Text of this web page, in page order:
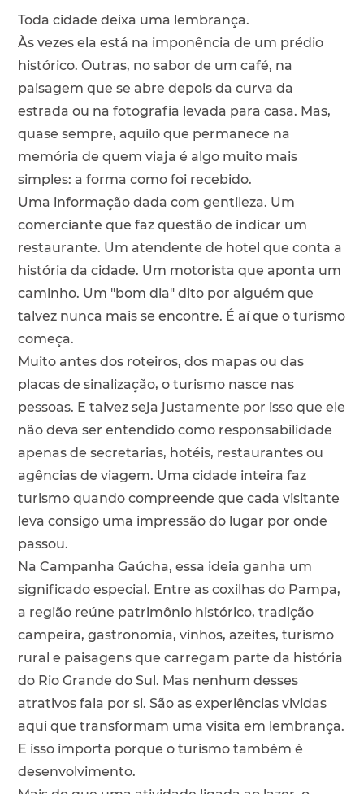
Toda cidade deixa uma lembrança.
Às vezes ela está na imponência de um prédio
histórico. Outras, no sabor de um café, na
paisagem que se abre depois da curva da
estrada ou na fotografia levada para casa. Mas,
quase sempre, aquilo que permanece na
memória de quem viaja é algo muito mais
simples: a forma como foi recebido.
Uma informação dada com gentileza. Um
comerciante que faz questão de indicar um
restaurante. Um atendente de hotel que conta a
história da cidade. Um motorista que aponta um
caminho. Um "bom dia" dito por alguém que
talvez nunca mais se encontre. É aí que o turismo
começa.
Muito antes dos roteiros, dos mapas ou das
placas de sinalização, o turismo nasce nas
pessoas. E talvez seja justamente por isso que ele
não deva ser entendido como responsabilidade
apenas de secretarias, hotéis, restaurantes ou
agências de viagem. Uma cidade inteira faz
turismo quando compreende que cada visitante
leva consigo uma impressão do lugar por onde
passou.
Na Campanha Gaúcha, essa ideia ganha um
significado especial. Entre as coxilhas do Pampa,
a região reúne patrimônio histórico, tradição
campeira, gastronomia, vinhos, azeites, turismo
rural e paisagens que carregam parte da história
do Rio Grande do Sul. Mas nenhum desses
atrativos fala por si. São as experiências vividas
aqui que transformam uma visita em lembrança.
E isso importa porque o turismo também é
desenvolvimento.